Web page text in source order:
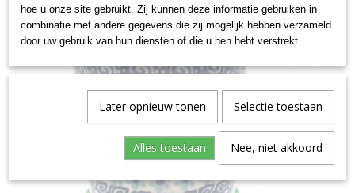
hoe u onze site gebruikt. Zij kunnen deze informatie gebruiken in
combinatie met andere gegevens die zij mogelijk hebben verzameld
door uw gebruik van hun diensten of die u hen hebt verstrekt.
Later opnieuw tonen Selectie toestaan
Alles toestaan Nee, niet akkoord